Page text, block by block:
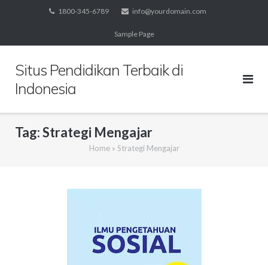
1800-345-6789 info@yourdomain.com
Sample Page
Situs Pendidikan Terbaik di
Indonesia
Tag:Strategi Mengajar
Home» Strategi Mengajar